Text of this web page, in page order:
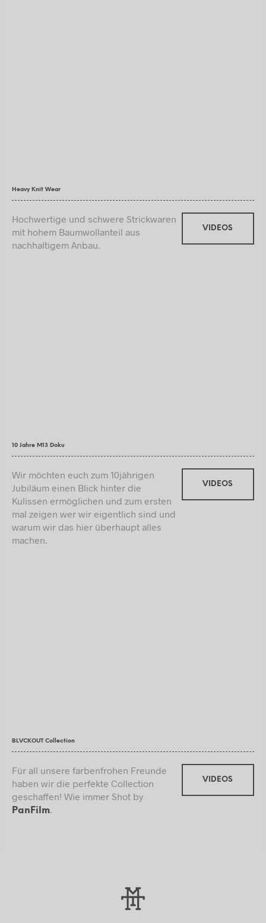
Heavy Knit Wear
Hochwertige und schwere Strickwaren
mit hohem Baumwollanteil aus
nachhaltigem Anbau.
VIDEOS
10 Jahre M13 Doku
Wir möchten euch zum 10jährigen
Jubiläum einen Blick hinter die
Kulissen ermöglichen und zum ersten
mal zeigen wer wir eigentlich sind und
warum wir das hier überhaupt alles
machen.
VIDEOS
BLVCKOUT Collection
Für all unsere farbenfrohen Freunde
haben wir die perfekte Collection
geschaffen! Wie immer Shot by
PanFilm
VIDEOS